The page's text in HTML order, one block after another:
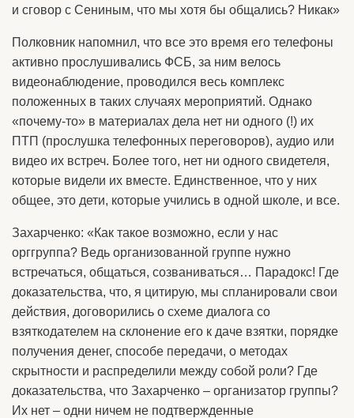
и сговор с Сениным, что мы хотя бы общались? Никак»
Полковник напомнил, что все это время его телефоны
активно прослушивались ФСБ, за ним велось
видеонаблюдение, проводился весь комплекс
положенных в таких случаях мероприятий. Однако
«почему-то» в материалах дела нет ни одного (!) их
ПТП (прослушка телефонных переговоров), аудио или
видео их встреч. Более того, нет ни одного свидетеля,
которые видели их вместе. Единственное, что у них
общее, это дети, которые учились в одной школе, и все.
Захарченко: «Как такое возможно, если у нас
орггруппа? Ведь организованной группе нужно
встречаться, общаться, созваниваться… Парадокс! Где
доказательства, что, я цитирую, мы спланировали свои
действия, договорились о схеме диалога со
взяткодателем на склонение его к даче взятки, порядке
получения денег, способе передачи, о методах
скрытности и распределили между собой роли? Где
доказательства, что Захарченко – организатор группы?
Их нет – одни ничем не подтвержденные